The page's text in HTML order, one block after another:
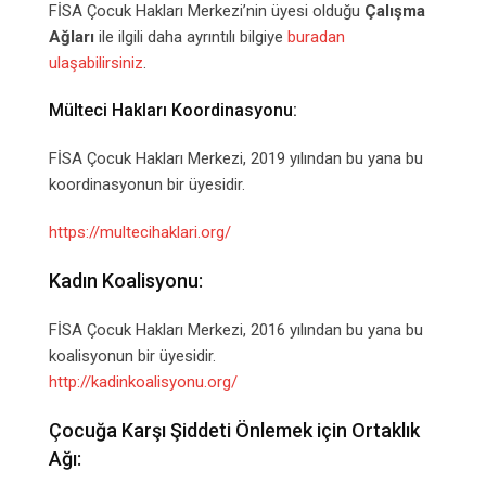
FİSA Çocuk Hakları Merkezi’nin üyesi olduğu Çalışma
Ağları ile ilgili daha ayrıntılı bilgiye buradan
ulaşabilirsiniz.
Mülteci Hakları Koordinasyonu:
FİSA Çocuk Hakları Merkezi, 2019 yılından bu yana bu
koordinasyonun bir üyesidir.
https://multecihaklari.org/
Kadın Koalisyonu:
FİSA Çocuk Hakları Merkezi, 2016 yılından bu yana bu
koalisyonun bir üyesidir.
http://kadinkoalisyonu.org/
Çocuğa Karşı Şiddeti Önlemek için Ortaklık
Ağı: